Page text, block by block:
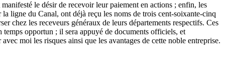
le désir de recevoir leur paiement en actions ; enfin, les
ligne du Canal, ont déjà reçu les noms de trois cent-soixante-cinq
chez les receveurs généraux de leurs départements respectifs. Ces
temps opportun ; il sera appuyé de documents officiels, et
moi les risques ainsi que les avantages de cette noble entreprise.